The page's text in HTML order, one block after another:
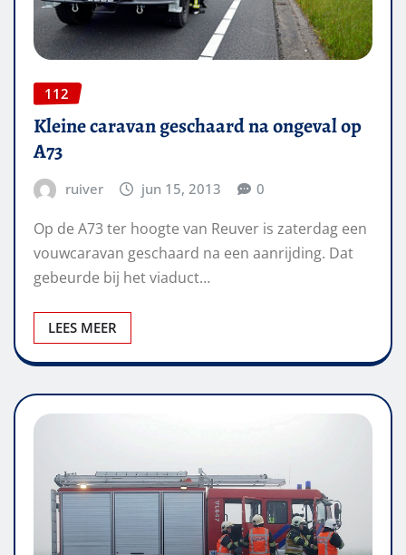
112
Kleine caravan geschaard na ongeval op
A73
ruiver jun 15, 2013 0
Op de A73 ter hoogte van Reuver is zaterdag een
vouwcaravan geschaard na een aanrijding. Dat
gebeurde bij het viaduct…
LEES MEER